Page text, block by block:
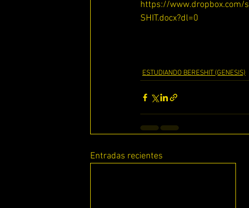
https://www.dropbox.com/
SHIT.docx?dl=0
ESTUDIANDO BERESHIT (GENESIS)
Entradas recientes